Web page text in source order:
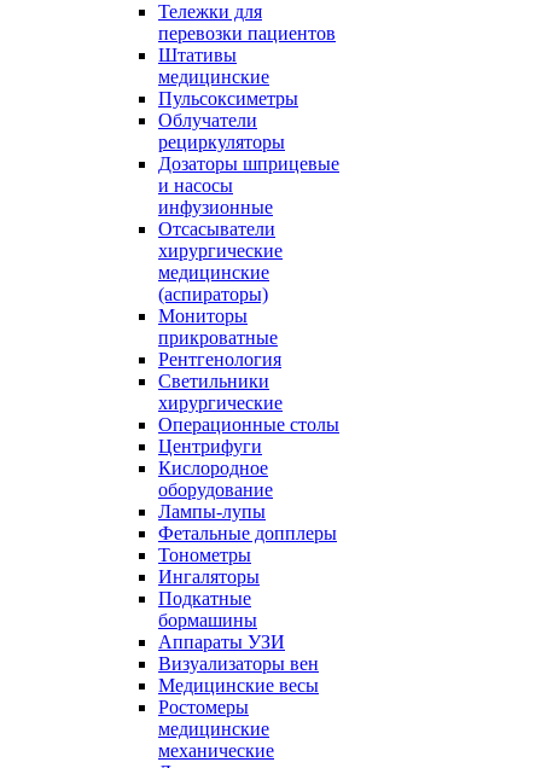
Тележки для
перевозки пациентов
Штативы
медицинские
Пульсоксиметры
Облучатели
рециркуляторы
Дозаторы шприцевые
и насосы
инфузионные
Отсасыватели
хирургические
медицинские
(аспираторы)
Мониторы
прикроватные
Рентгенология
Светильники
хирургические
Операционные столы
Центрифуги
Кислородное
оборудование
Лампы-лупы
Фетальные допплеры
Тонометры
Ингаляторы
Подкатные
бормашины
Аппараты УЗИ
Визуализаторы вен
Медицинские весы
Ростомеры
медицинские
механические